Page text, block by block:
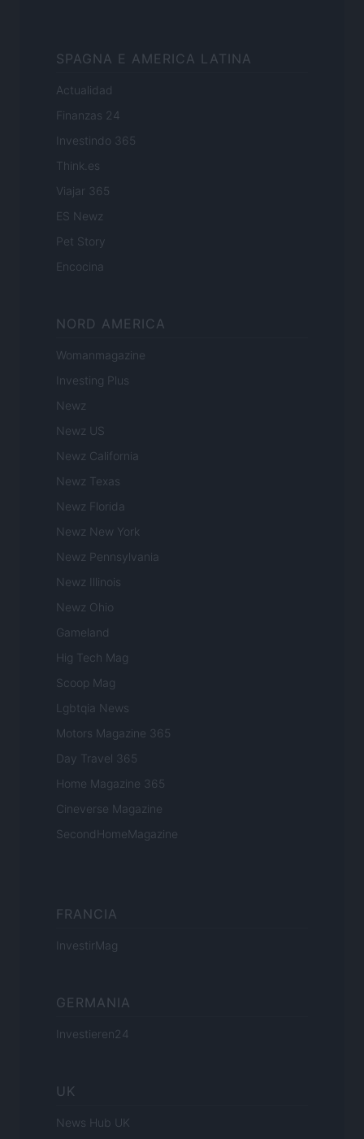
SPAGNA E AMERICA LATINA
Actualidad
Finanzas 24
Investindo 365
Think.es
Viajar 365
ES Newz
Pet Story
Encocina
NORD AMERICA
Womanmagazine
Investing Plus
Newz
Newz US
Newz California
Newz Texas
Newz Florida
Newz New York
Newz Pennsylvania
Newz Illinois
Newz Ohio
Gameland
Hig Tech Mag
Scoop Mag
Lgbtqia News
Motors Magazine 365
Day Travel 365
Home Magazine 365
Cineverse Magazine
SecondHomeMagazine
FRANCIA
InvestirMag
GERMANIA
Investieren24
UK
News Hub UK